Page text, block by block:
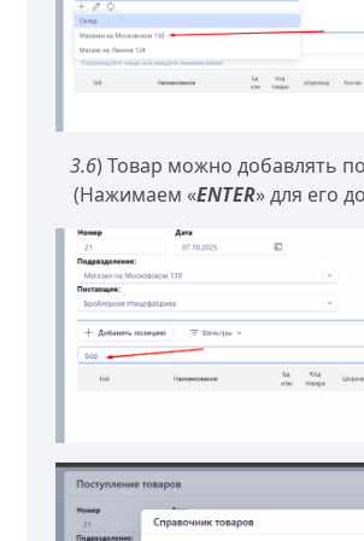
3.6) Товар можно добавлять
(Нажимаем «ENTER» для его